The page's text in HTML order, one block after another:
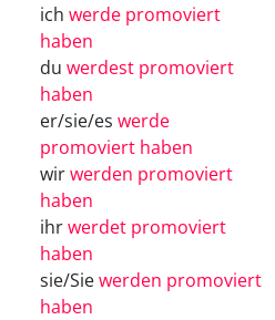
ich werde promoviert
haben
du werdest promoviert
haben
er/sie/es werde
promoviert haben
wirwerden promoviert
haben
ihrwerdet promoviert
haben
sie/Siewerden promoviert
haben